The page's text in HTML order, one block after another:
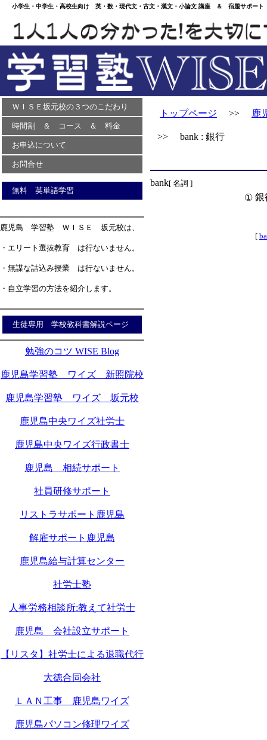
小学生・中学生・高校生向け 英・数・現代文・古文・漢文・小論文 講座 ＆ 宿題サポー
ＷＩＳＥ坂元校の３つのこだわり
時間割 ＆ コース ＆ 料金
お申込について
お問合せ
無料 英単語学習
鹿児島 学習塾 ＷＩＳＥ 坂元校は、
・エリート選抜教育 は行ないません。
・無謀な詰込み授業 は行ないません。
・自立学習の方法を紹介します。
生徒専用 学校教科書解説ページ
勉強のコツ WISE Blog
鹿児島学習塾 ワイズ 新照院校
鹿児島学習塾 ワイズ 坂元校
鹿児島中央ワイズ社労士
鹿児島中央ワイズ行政書士
鹿児島 相続サポート
社員研修サポート
リストラサポート鹿児島
解雇サポート鹿児島
鹿児島給与計算センター
社労士塾
人事労務相談所:教えて社労士
鹿児島 会社設立サポート
【リスタ】社労士による退職代行
大徳合同会社
ＬＡＮ工事 鹿児島ワイズ
鹿児島パソコン修理ワイズ
トップページ >> 鹿
>> bank : 銀行
bank[ 名詞 ]
① 銀
[